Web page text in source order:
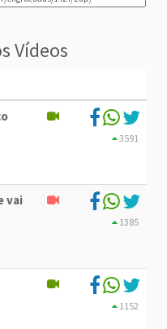
Vídeos
3591
vai
1385
1152